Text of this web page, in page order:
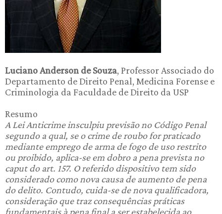
Luciano Anderson de Souza, Professor Associado do
Departamento de Direito Penal, Medicina Forense e
Criminologia da Faculdade de Direito da USP
Resumo
A Lei Anticrime insculpiu previsão no Código Penal
segundo a qual, se o crime de roubo for praticado
mediante emprego de arma de fogo de uso restrito
ou proibido, aplica-se em dobro a pena prevista no
caput do art. 157. O referido dispositivo tem sido
considerado como nova causa de aumento de pena
do delito. Contudo, cuida-se de nova qualificadora,
consideração que traz consequências práticas
fundamentais à pena final a ser estabelecida ao